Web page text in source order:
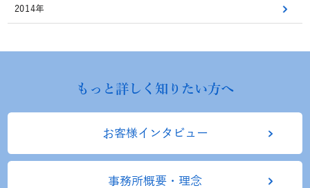
2014年
もっと詳しく知りたい方へ
お客様インタビュー
事務所概要・理念